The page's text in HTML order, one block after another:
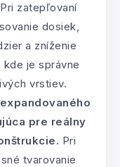
zatepľovaní
dosiek,
a zníženie
je správne
vrstiev.
pre reálny
Pri
tvarovanie